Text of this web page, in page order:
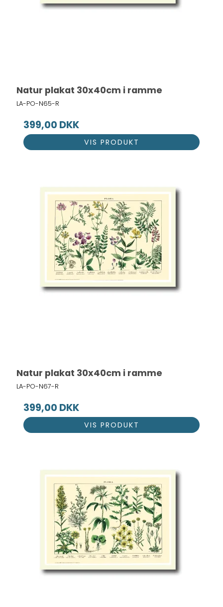
Natur plakat 30x40cm i ramme
LA-PO-N65-R
399,00 DKK
VIS PRODUKT
Natur plakat 30x40cm i ramme
LA-PO-N67-R
399,00 DKK
VIS PRODUKT